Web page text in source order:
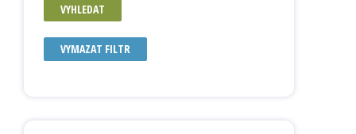
VYHLEDAT
VYMAZAT FILTR